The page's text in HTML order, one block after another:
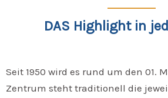
DAS Highlight in
Seit 1950 wird es rund um den 01.
Zentrum steht traditionell die